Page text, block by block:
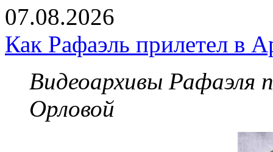
07.08.2026
Как Рафаэль прилетел в
Видеоархивы Рафаэля
Орловой